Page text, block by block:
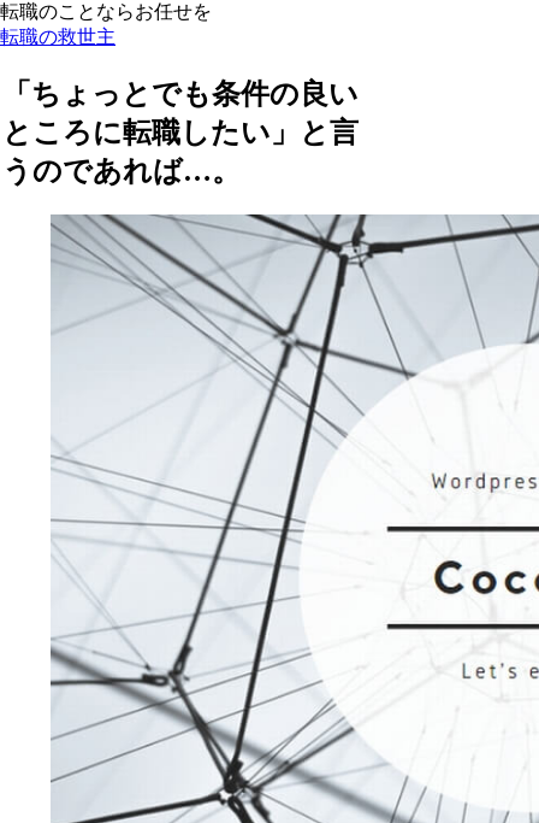
転職のことならお任せを
転職の救世主
「ちょっとでも条件の良い
ところに転職したい」と言
うのであれば…。